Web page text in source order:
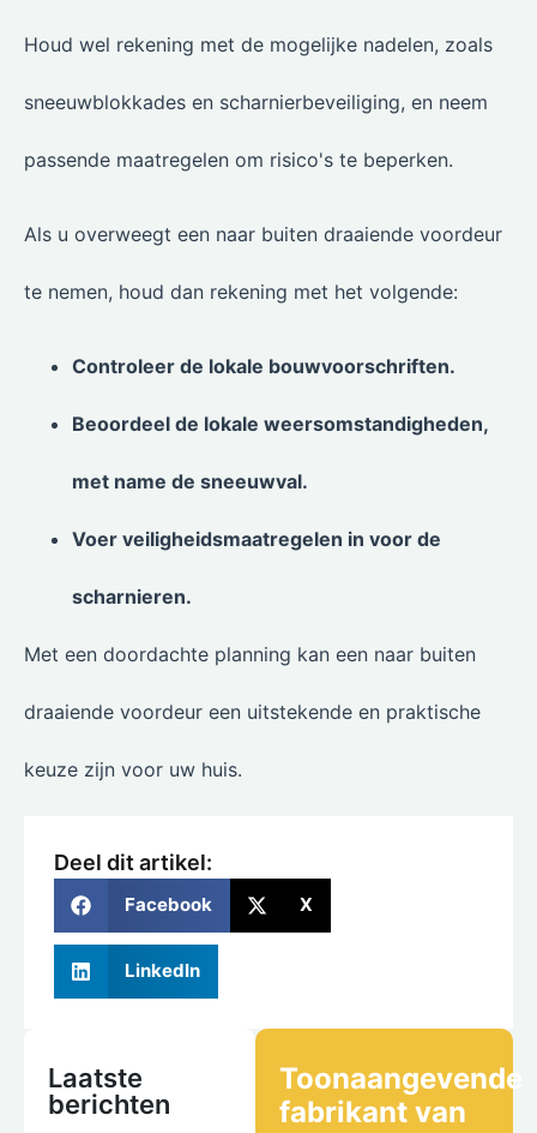
Houd wel rekening met de mogelijke nadelen, zoals
sneeuwblokkades en scharnierbeveiliging, en neem
passende maatregelen om risico's te beperken.
Als u overweegt een naar buiten draaiende voordeur
te nemen, houd dan rekening met het volgende:
Controleer de lokale bouwvoorschriften.
Beoordeel de lokale weersomstandigheden,
met name de sneeuwval.
Voer veiligheidsmaatregelen in voor de
scharnieren.
Met een doordachte planning kan een naar buiten
draaiende voordeur een uitstekende en praktische
keuze zijn voor uw huis.
Deel dit artikel:
Facebook X
LinkedIn
Laatste
berichten
Toonaangevende
fabrikant van